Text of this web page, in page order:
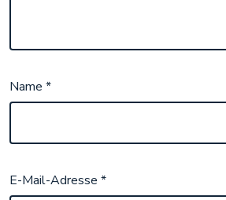
Name*
E-Mail-Adresse*